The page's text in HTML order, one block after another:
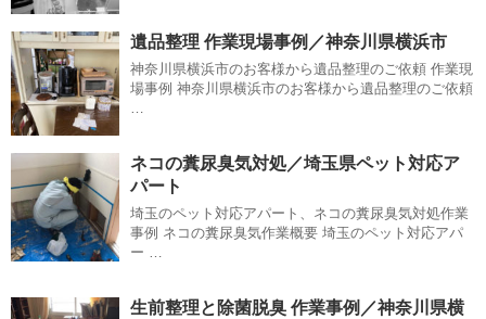
遺品整理 作業現場事例／神奈川県横浜市
神奈川県横浜市のお客様から遺品整理のご依頼 作業現
場事例 神奈川県横浜市のお客様から遺品整理のご依頼
…
ネコの糞尿臭気対処／埼玉県ペット対応ア
パート
埼玉のペット対応アパート、ネコの糞尿臭気対処作業
事例 ネコの糞尿臭気作業概要 埼玉のペット対応アパ
ー …
生前整理と除菌脱臭 作業事例／神奈川県横